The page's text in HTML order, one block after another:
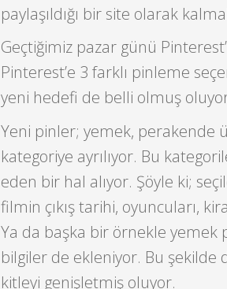
paylaşıldığı bir site olarak
Geçtiğimiz pazar günü
Pinterest’e 3 farklı pinleme
yeni hedefi de belli olmuş
Yeni pinler; yemek, perakende
kategoriye ayrılıyor. Bu
eden bir hal alıyor. Şöyle ki;
filmin çıkış tarihi, oyuncuları,
Ya da başka bir örnekle yemek
bilgiler de ekleniyor. Bu
kitleyi genişletmiş oluyor.